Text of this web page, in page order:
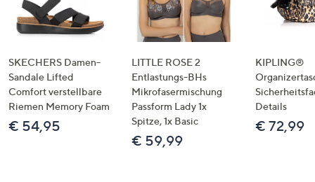
Touch-
Geräten
links
bzw.
rechts,
um
diese
SKECHERS Damen-
Sandale Lifted
Comfort verstellbare
Riemen Memory Foam
€ 54,95
LITTLE ROSE 2
Entlastungs-BHs
Mikrofasermischung
Passform Lady 1x
Spitze, 1x Basic
€ 59,99
KIPLING®
Details
€ 72,99